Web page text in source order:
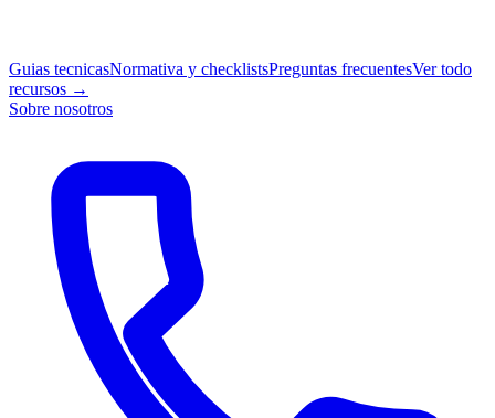
Guias tecnicasNormativa y checklistsPreguntas frecuentesVer todo
recursos →
Sobre nosotros